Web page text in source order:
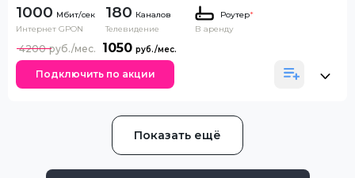
1000
Интернет GPON
180 Каналов
Телевидение
Роутер*
В аренду
1050
4200
Подключить по акции
Показать ещё